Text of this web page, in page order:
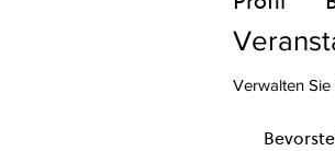
Verwalten